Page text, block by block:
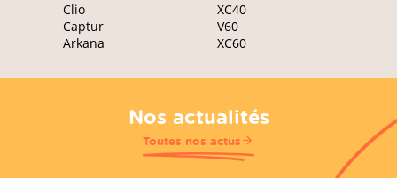
Clio
Captur
Arkana
XC40
V60
XC60
Nos actualités
Toutes nos actus